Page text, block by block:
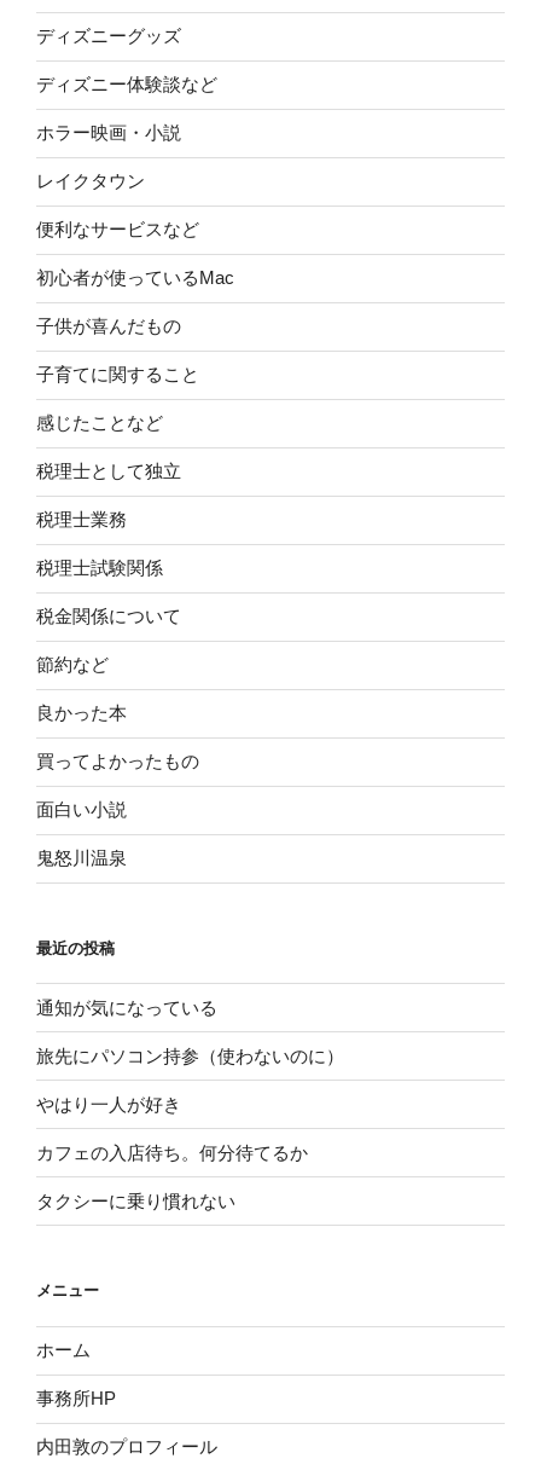
ディズニーグッズ
ディズニー体験談など
ホラー映画・小説
レイクタウン
便利なサービスなど
初心者が使っているMac
子供が喜んだもの
子育てに関すること
感じたことなど
税理士として独立
税理士業務
税理士試験関係
税金関係について
節約など
良かった本
買ってよかったもの
面白い小説
鬼怒川温泉
最近の投稿
通知が気になっている
旅先にパソコン持参（使わないのに）
やはり一人が好き
カフェの入店待ち。何分待てるか
タクシーに乗り慣れない
メニュー
ホーム
事務所HP
内田敦のプロフィール